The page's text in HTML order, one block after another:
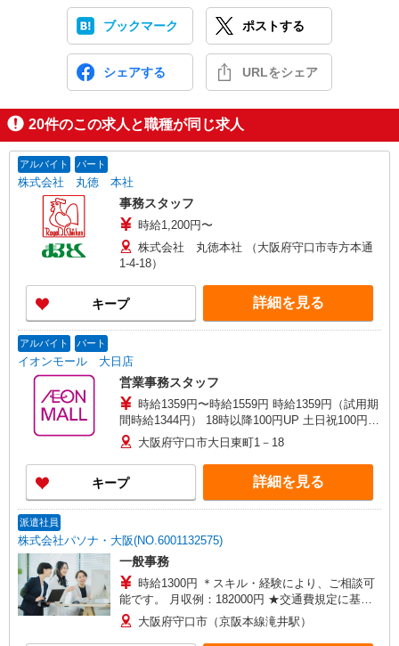
ブックマーク ポストする
シェアする URLをシェア
20件のこの求人と職種が同じ求人
アルバイト パート
株式会社 丸徳 本社
事務スタッフ
時給1,200円〜
株式会社 丸徳本社 （大阪府守口市寺方本通
1-4-18）
キープ 詳細を見る
アルバイト パート
イオンモール 大日店
営業事務スタッフ
時給1359円〜時給1559円 時給1359円（試用期
間時給1344円） 18時以降100円UP 土日祝100円
UP 昇給あり ※試用期間2ヵ月
大阪府守口市大日東町1－18
キープ 詳細を見る
派遣社員
株式会社パソナ・大阪(NO.6001132575)
一般事務
時給1300円 ＊スキル・経験により、ご相談可
能です。 月収例：182000円 ★交通費規定に基づ
き交通費支給
大阪府守口市（京阪本線滝井駅）